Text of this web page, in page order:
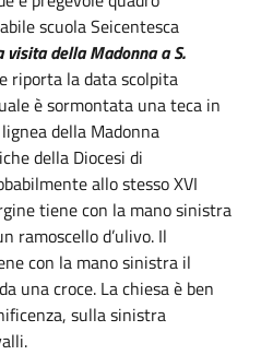
scuola Seicentesca
visita della Madonna a S.
riporta la data scolpita
è sormontata una teca in
della Madonna
della Diocesi di
allo stesso XVI
tiene con la mano sinistra
ramoscello d’ulivo. Il
con la mano sinistra il
una croce. La chiesa è ben
sulla sinistra